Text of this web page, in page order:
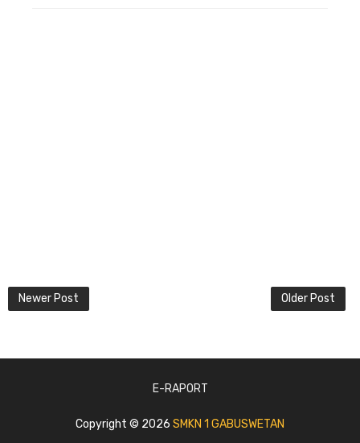
Newer Post Older Post
E-RAPORT
Copyright © 2026 SMKN 1 GABUSWETAN